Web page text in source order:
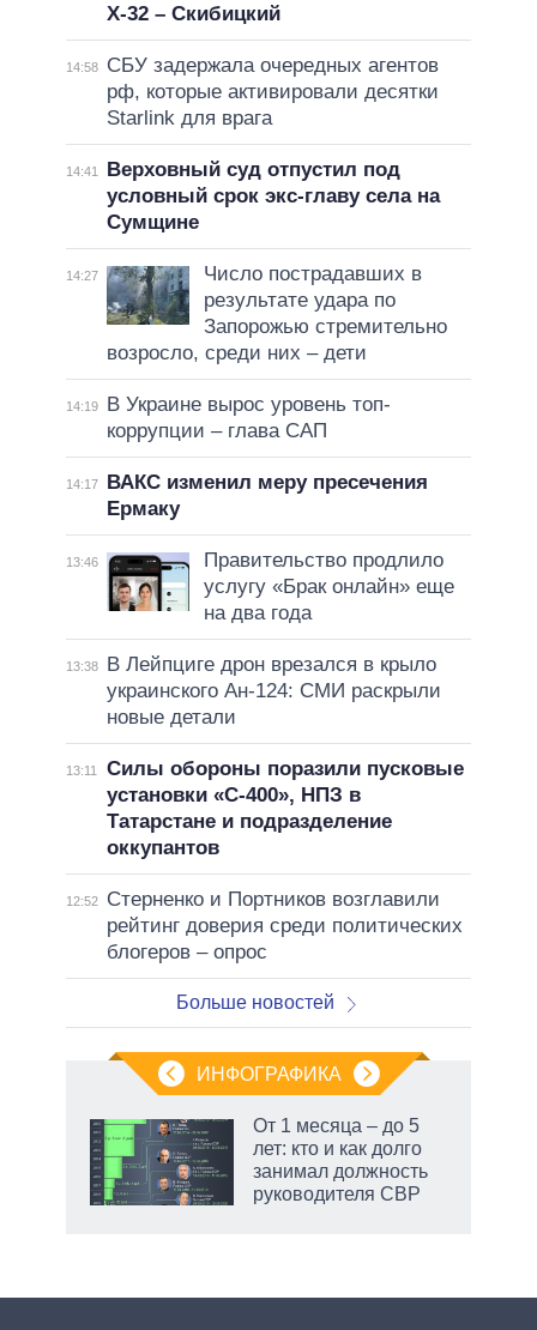
Х-32 – Скибицкий
14:58
СБУ задержала очередных агентов
рф, которые активировали десятки
Starlink для врага
14:41
Верховный суд отпустил под
условный срок экс-главу села на
Сумщине
14:27
Число пострадавших в
результате удара по
Запорожью стремительно
возросло, среди них – дети
14:19
В Украине вырос уровень топ-
коррупции – глава САП
14:17
ВАКС изменил меру пресечения
Ермаку
13:46
Правительство продлило
услугу «Брак онлайн» еще
на два года
13:38
В Лейпциге дрон врезался в крыло
украинского Ан-124: СМИ раскрыли
новые детали
13:11
Силы обороны поразили пусковые
установки «С-400», НПЗ в
Татарстане и подразделение
оккупантов
12:52
Стерненко и Портников возглавили
рейтинг доверия среди политических
блогеров – опрос
Больше новостей
ИНФОГРАФИКА
От 1 месяца – до 5
лет: кто и как долго
занимал должность
руководителя СВР